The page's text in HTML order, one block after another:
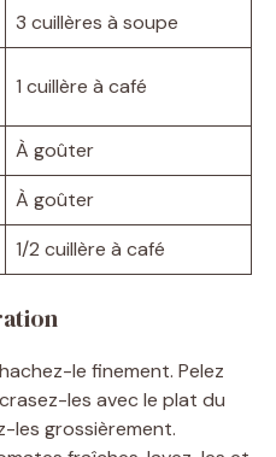
3 cuillères à soupe
1 cuillère à café
À goûter
À goûter
1/2 cuillère à café
le finement. Pelez
les avec le plat du
les grossièrement.